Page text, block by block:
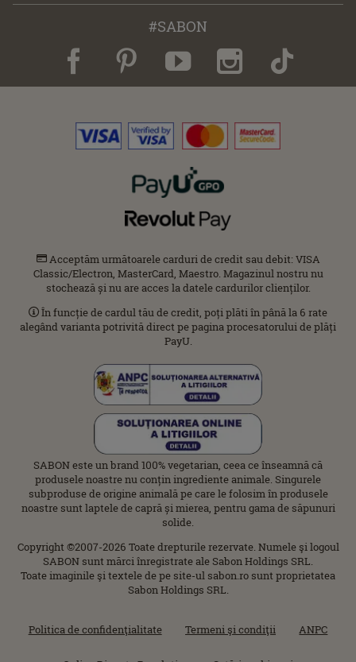
#SABON
Acceptăm următoarele carduri de credit sau debit: VISA
Classic/Electron, MasterCard, Maestro. Magazinul nostru nu
stochează și nu are acces la datele cardurilor clienților.
În funcție de cardul tău de credit, poți plăti în până la 6 rate
alegând varianta potrivită direct pe pagina procesatorului de plăți
PayU.
SABON este un brand 100% vegetarian, ceea ce înseamnă că
produsele noastre nu conțin ingrediente animale. Singurele
subproduse de origine animală pe care le folosim în produsele
noastre sunt laptele de capră și mierea, pentru gama de săpunuri
solide.
Copyright ©2007-2026 Toate drepturile rezervate. Numele şi logoul
SABON sunt mărci înregistrate ale Sabon Holdings SRL.
Toate imaginile şi textele de pe site-ul sabon.ro sunt proprietatea
Sabon Holdings SRL.
Politica de confidenţialitate Termeni şi condiţii ANPC